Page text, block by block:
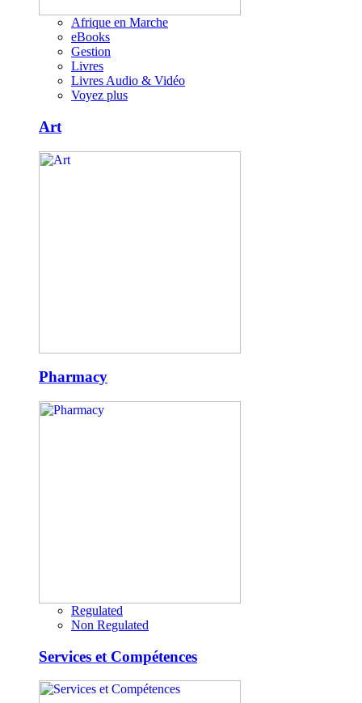
Afrique en Marche
eBooks
Gestion
Livres
Livres Audio & Vidéo
Voyez plus
Art
Pharmacy
Regulated
Non Regulated
Services et Compétences